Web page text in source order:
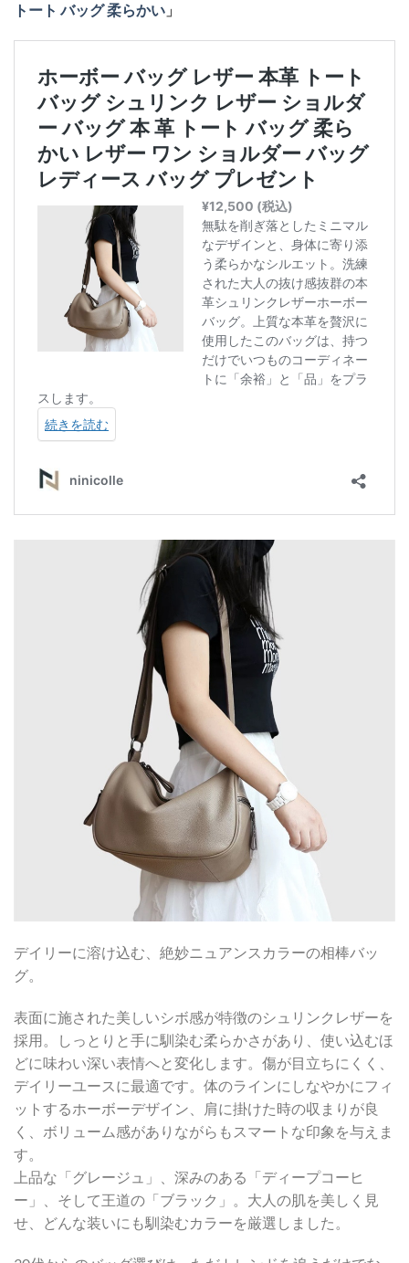
トート バッグ 柔らかい 」
デイリーに溶け込む、絶妙ニュアンスカラーの相棒バッ
グ。
表面に施された美しいシボ感が特徴のシュリンクレザーを
採用。しっとりと手に馴染む柔らかさがあり、使い込むほ
どに味わい深い表情へと変化します。傷が目立ちにくく、
デイリーユースに最適です。体のラインにしなやかにフィ
ットするホーボーデザイン、肩に掛けた時の収まりが良
く、ボリューム感がありながらもスマートな印象を与えま
す。
上品な「グレージュ」、深みのある「ディープコーヒ
ー」、そして王道の「ブラック」。大人の肌を美しく見
せ、どんな装いにも馴染むカラーを厳選しました。